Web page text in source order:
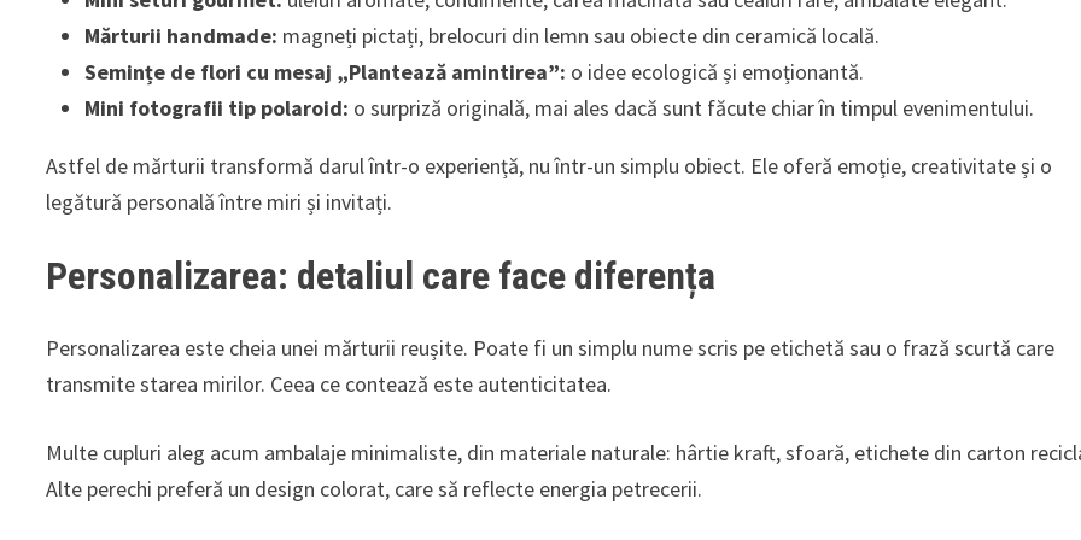
Mărturii handmade: magneți pictați, brelocuri din lemn sau obiecte din ceramică locală.
Semințe de flori cu mesaj „Plantează amintirea”: o idee ecologică și emoționantă.
Mini fotografii tip polaroid: o surpriză originală, mai ales dacă sunt făcute chiar în timpul evenimentului.
Astfel de mărturii transformă darul într-o experiență, nu într-un simplu obiect. Ele oferă emoție, creativitate și o
legătură personală între miri și invitați.
Personalizarea: detaliul care face diferența
Personalizarea este cheia unei mărturii reușite. Poate fi un simplu nume scris pe etichetă sau o frază scurtă care
transmite starea mirilor. Ceea ce contează este autenticitatea.
Multe cupluri aleg acum ambalaje minimaliste, din materiale naturale: hârtie kraft, sfoară, etichete din carton
Alte perechi preferă un design colorat, care să reflecte energia petrecerii.